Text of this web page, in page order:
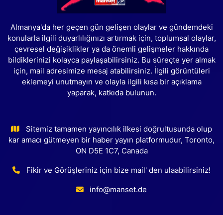
Almanya'da her geçen gün gelişen olaylar ve gündemdeki
konularla ilgili duyarlılığınızı artırmak için, toplumsal olaylar,
çevresel değişiklikler ya da önemli gelişmeler hakkında
bildiklerinizi kolayca paylaşabilirsiniz. Bu süreçte yer almak
için, mail adresimize mesaj atabilirsiniz. İlgili görüntüleri
eklemeyi unutmayın ve olayla ilgili kısa bir açıklama
yaparak, katkıda bulunun.
Sitemiz tamamen yayıncılık ilkesi doğrultusunda olup
kar amacı gütmeyen bir haber yayın platformudur, Toronto,
ON D5E 1C7, Canada
Fikir ve Görüşleriniz için bize mail' den ulaabilirsiniz!
info@manset.de